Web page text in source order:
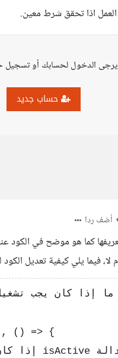
يرجى الدخول لحسابك أو تسجيل
حساب جديد
أضف ردا
لا، فيما يلي كيفية تعديل
() => {